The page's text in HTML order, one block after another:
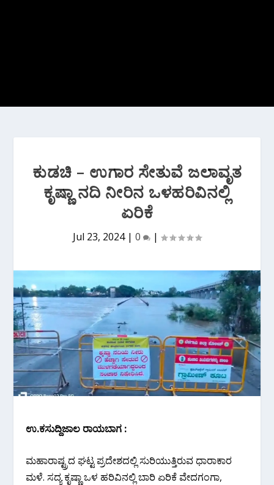
ಕುಡಚಿ – ಉಗಾರ ಸೇತುವೆ ಜಲಾವೃತ
ಕೃಷ್ಣಾ ನದಿ ನೀರಿನ ಒಳಹರಿವಿನಲ್ಲಿ
ಏರಿಕೆ
Jul 23, 2024| 0 |
ಉ.ಕ‌ಸುದ್ದಿಜಾಲ ರಾಯಬಾಗ :
ಮಹಾರಾಷ್ಟ್ರದ ಘಟ್ಟ ಪ್ರದೇಶದಲ್ಲಿ ಸುರಿಯುತ್ತಿರುವ ಧಾರಾಕಾರ
ಮಳೆ. ಸದ್ಯ ಕೃಷ್ಣಾ ಒಳ ಹರಿವಿನಲ್ಲಿ ಬಾರಿ ಏರಿಕೆ ವೇದಗಂಗಾ,